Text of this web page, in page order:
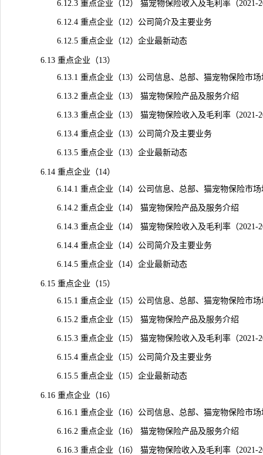
6.12.3 重点企业（12） 猫宠物保险收入及毛利率（2021-
6.12.4 重点企业（12）公司简介及主要业务
6.12.5 重点企业（12）企业最新动态
6.13 重点企业（13）
6.13.1 重点企业（13）公司信息、总部、猫宠物保险市场
6.13.2 重点企业（13） 猫宠物保险产品及服务介绍
6.13.3 重点企业（13） 猫宠物保险收入及毛利率（2021-
6.13.4 重点企业（13）公司简介及主要业务
6.13.5 重点企业（13）企业最新动态
6.14 重点企业（14）
6.14.1 重点企业（14）公司信息、总部、猫宠物保险市场
6.14.2 重点企业（14） 猫宠物保险产品及服务介绍
6.14.3 重点企业（14） 猫宠物保险收入及毛利率（2021-
6.14.4 重点企业（14）公司简介及主要业务
6.14.5 重点企业（14）企业最新动态
6.15 重点企业（15）
6.15.1 重点企业（15）公司信息、总部、猫宠物保险市场
6.15.2 重点企业（15） 猫宠物保险产品及服务介绍
6.15.3 重点企业（15） 猫宠物保险收入及毛利率（2021-
6.15.4 重点企业（15）公司简介及主要业务
6.15.5 重点企业（15）企业最新动态
6.16 重点企业（16）
6.16.1 重点企业（16）公司信息、总部、猫宠物保险市场
6.16.2 重点企业（16） 猫宠物保险产品及服务介绍
6.16.3 重点企业（16） 猫宠物保险收入及毛利率（2021-